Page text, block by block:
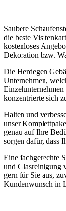
Saubere
die beste
kostenloses
Dekoration bzw.
Die Herdegen
Unternehmen,
konzentrierte sich
Halten und
unser
genau auf Ihre
sorgen dafür, dass
Eine fachgerechte
und Glasreinigung
gern für Sie aus,
Kundenwunsch in